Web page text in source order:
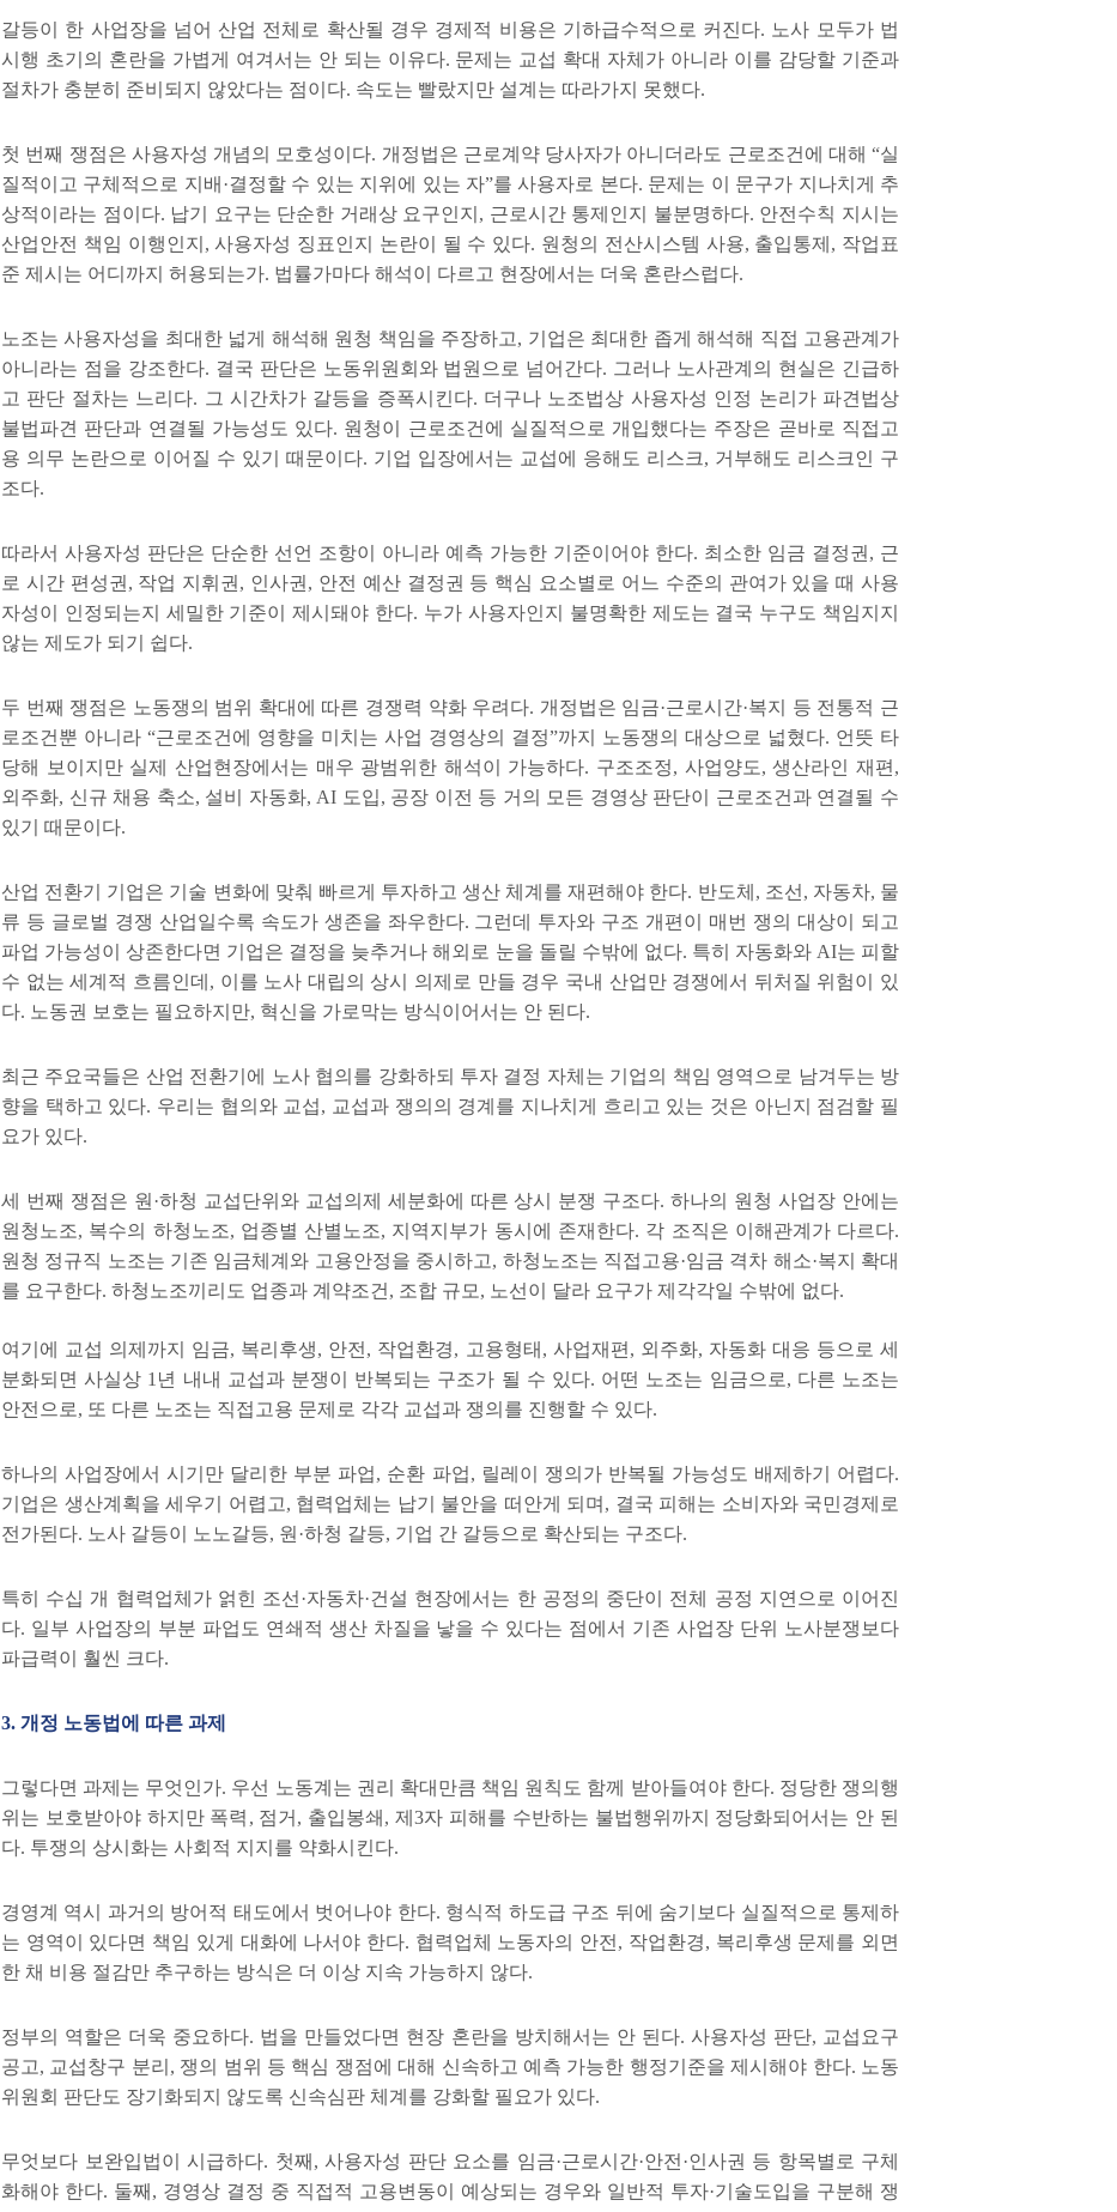
갈등이 한 사업장을 넘어 산업 전체로 확산될 경우 경제적 비용은 기하급수적으로 커진다. 노사 모두가 법
시행 초기의 혼란을 가볍게 여겨서는 안 되는 이유다. 문제는 교섭 확대 자체가 아니라 이를 감당할 기준과
절차가 충분히 준비되지 않았다는 점이다. 속도는 빨랐지만 설계는 따라가지 못했다.
첫 번째 쟁점은 사용자성 개념의 모호성이다. 개정법은 근로계약 당사자가 아니더라도 근로조건에 대해 “실
질적이고 구체적으로 지배 ·결정할 수 있는 지위에 있는 자”를 사용자로 본다. 문제는 이 문구가 지나치게 추
상적이라는 점이다. 납기 요구는 단순한 거래상 요구인지 , 근로시간 통제인지 불분명하다. 안전수칙 지시는
산업안전 책임 이행인지 ,사용자성 징표인지 논란이 될 수 있다. 원청의 전산시스템 사용, 출입통제 , 작업표
준 제시는 어디까지 허용되는가. 법률가마다 해석이 다르고 현장에서는 더욱 혼란스럽다.
노조는 사용자성을 최대한 넓게 해석해 원청 책임을 주장하고, 기업은 최대한 좁게 해석해 직접 고용관계가
아니라는 점을 강조한다. 결국 판단은 노동위원회와 법원으로 넘어간다. 그러나 노사관계의 현실은 긴급하
고 판단 절차는 느리다. 그 시간차가 갈등을 증폭시킨다. 더구나 노조법상 사용자성 인정 논리가 파견법상
불법파견 판단과 연결될 가능성도 있다. 원청이 근로조건에 실질적으로 개입했다는 주장은 곧바로 직접고
용 의무 논란으로 이어질 수 있기 때문이다. 기업 입장에서는 교섭에 응해도 리스크, 거부해도 리스크인 구
조다.
따라서 사용자성 판단은 단순한 선언 조항이 아니라 예측 가능한 기준이어야 한다. 최소한 임금 결정권 , 근
로 시간 편성권 , 작업 지휘권 , 인사권 , 안전 예산 결정권 등 핵심 요소별로 어느 수준의 관여가 있을 때 사용
자성이 인정되는지 세밀한 기준이 제시돼야 한다. 누가 사용자인지 불명확한 제도는 결국 누구도 책임지지
않는 제도가 되기 쉽다.
두 번째 쟁점은 노동쟁의 범위 확대에 따른 경쟁력 약화 우려다. 개정법은 임금·근로시간·복지 등 전통적 근
로조건뿐 아니라 “근로조건에 영향을 미치는 사업 경영상의 결정”까지 노동쟁의 대상으로 넓혔다. 언뜻 타
당해 보이지만 실제 산업현장에서는 매우 광범위한 해석이 가능하다. 구조조정, 사업양도,생산라인 재편 ,
외주화, 신규 채용 축소, 설비 자동화, AI 도입, 공장 이전 등 거의 모든 경영상 판단이 근로조건과 연결될 수
있기 때문이다.
산업 전환기 기업은 기술 변화에 맞춰 빠르게 투자하고 생산 체계를 재편해야 한다. 반도체 , 조선 , 자동차, 물
류 등 글로벌 경쟁 산업일수록 속도가 생존을 좌우한다. 그런데 투자와 구조 개편이 매번 쟁의 대상이 되고
파업 가능성이 상존한다면 기업은 결정을 늦추거나 해외로 눈을 돌릴 수밖에 없다. 특히 자동화와 AI는 피할
수 없는 세계적 흐름인데 , 이를 노사 대립의 상시 의제로 만들 경우 국내 산업만 경쟁에서 뒤처질 위험이 있
다. 노동권 보호는 필요하지만, 혁신을 가로막는 방식이어서는 안 된다.
최근 주요국들은 산업 전환기에 노사 협의를 강화하되 투자 결정 자체는 기업의 책임 영역으로 남겨두는 방
향을 택하고 있다. 우리는 협의와 교섭, 교섭과 쟁의의 경계를 지나치게 흐리고 있는 것은 아닌지 점검할 필
요가 있다.
세 번째 쟁점은 원 ·하청 교섭단위와 교섭의제 세분화에 따른 상시 분쟁 구조다.하나의 원청 사업장 안에는
원청노조, 복수의 하청노조, 업종별 산별노조, 지역지부가 동시에 존재한다. 각 조직은 이해관계가 다르다.
원청 정규직 노조는 기존 임금체계와 고용안정을 중시하고, 하청노조는 직접고용·임금 격차 해소·복지 확대
를 요구한다. 하청노조끼리도 업종과 계약조건 , 조합 규모 , 노선이 달라 요구가 제각각일 수밖에 없다.
여기에 교섭 의제까지 임금, 복리후생, 안전 , 작업환경, 고용형태 , 사업재편 , 외주화, 자동화 대응 등으로 세
분화되면 사실상 1 년 내내 교섭과 분쟁이 반복되는 구조가 될 수 있다. 어떤 노조는 임금으로, 다른 노조는
안전으로, 또 다른 노조는 직접고용 문제로 각각 교섭과 쟁의를 진행할 수 있다.
하나의 사업장에서 시기만 달리한 부분 파업, 순환 파업, 릴레이 쟁의가 반복될 가능성도 배제하기 어렵다.
기업은 생산계획을 세우기 어렵고, 협력업체는 납기 불안을 떠안게 되며 , 결국 피해는 소비자와 국민경제로
전가된다. 노사 갈등이 노노갈등, 원 ·하청 갈등, 기업 간 갈등으로 확산되는 구조다.
특히 수십 개 협력업체가 얽힌 조선 ·자동차·건설 현장에서는 한 공정의 중단이 전체 공정 지연으로 이어진
다. 일부 사업장의 부분 파업도 연쇄적 생산 차질을 낳을 수 있다는 점에서 기존 사업장 단위 노사분쟁보다
파급력이 훨씬 크다.
3. 개정 노동법에 따른 과제
그렇다면 과제는 무엇인가. 우선 노동계는 권리 확대만큼 책임 원칙도 함께 받아들여야 한다. 정당한 쟁의행
위는 보호받아야 하지만 폭력 , 점거 , 출입봉쇄 ,제3자 피해를 수반하는 불법행위까지 정당화되어서는 안 된
다. 투쟁의 상시화는 사회적 지지를 약화시킨다.
경영계 역시 과거의 방어적 태도에서 벗어나야 한다. 형식적 하도급 구조 뒤에 숨기보다 실질적으로 통제하
는 영역이 있다면 책임 있게 대화에 나서야 한다. 협력업체 노동자의 안전 , 작업환경, 복리후생 문제를 외면
한 채 비용 절감만 추구하는 방식은 더 이상 지속 가능하지 않다.
정부의 역할은 더욱 중요하다. 법을 만들었다면 현장 혼란을 방치해서는 안 된다. 사용자성 판단, 교섭요구
공고, 교섭창구 분리 , 쟁의 범위 등 핵심 쟁점에 대해 신속하고 예측 가능한 행정기준을 제시해야 한다. 노동
위원회 판단도 장기화되지 않도록 신속심판 체계를 강화할 필요가 있다.
무엇보다 보완입법이 시급하다. 첫째 , 사용자성 판단 요소를 임금·근로시간·안전 ·인사권 등 항목별로 구체
화해야 한다. 둘째 , 경영상 결정 중 직접적 고용변동이 예상되는 경우와 일반적 투자·기술도입을 구분해 쟁